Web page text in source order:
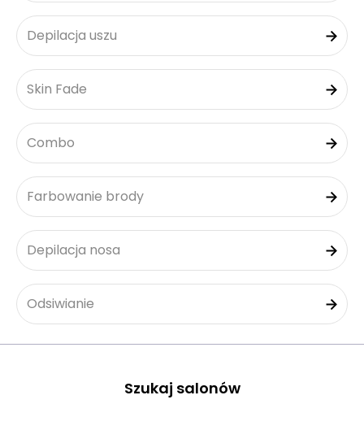
Depilacja uszu
Skin Fade
Combo
Farbowanie brody
Depilacja nosa
Odsiwianie
Szukaj salonów